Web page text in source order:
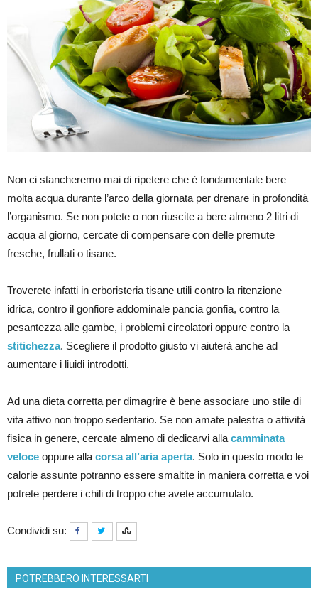
Non ci stancheremo mai di ripetere che è fondamentale bere
molta acqua durante l’arco della giornata per drenare in profondità
l’organismo. Se non potete o non riuscite a bere almeno 2 litri di
acqua al giorno, cercate di compensare con delle premute
fresche, frullati o tisane.
Troverete infatti in erboristeria tisane utili contro la ritenzione
idrica, contro il gonfiore addominale pancia gonfia, contro la
pesantezza alle gambe, i problemi circolatori oppure contro la
stitichezza. Scegliere il prodotto giusto vi aiuterà anche ad
aumentare i liuidi introdotti.
Ad una dieta corretta per dimagrire è bene associare uno stile di
vita attivo non troppo sedentario. Se non amate palestra o attività
fisica in genere, cercate almeno di dedicarvi alla camminata
veloce oppure alla corsa all’aria aperta. Solo in questo modo le
calorie assunte potranno essere smaltite in maniera corretta e voi
potrete perdere i chili di troppo che avete accumulato.
Condividi su:
POTREBBERO INTERESSARTI